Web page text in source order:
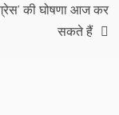
की घोषणा आज कर
सकते हैं